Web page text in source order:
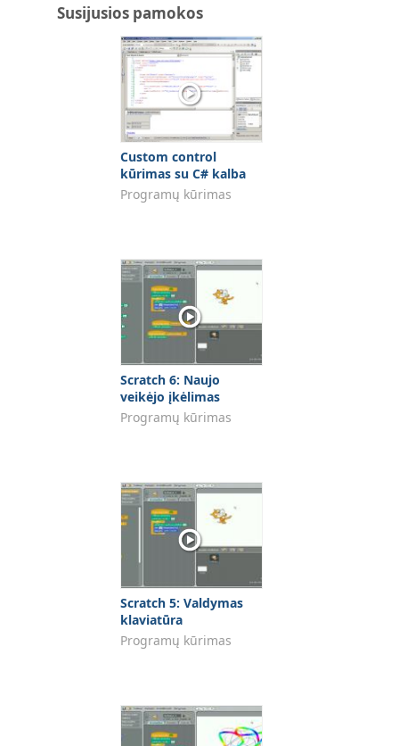
Susijusios pamokos
Custom control
kūrimas su C# kalba
Programų kūrimas
Scratch 6: Naujo
veikėjo įkėlimas
Programų kūrimas
Scratch 5: Valdymas
klaviatūra
Programų kūrimas